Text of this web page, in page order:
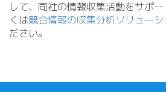
して、同社の情報収集活動をサポ
くは競合情報の収集分析ソリュー
ださい。